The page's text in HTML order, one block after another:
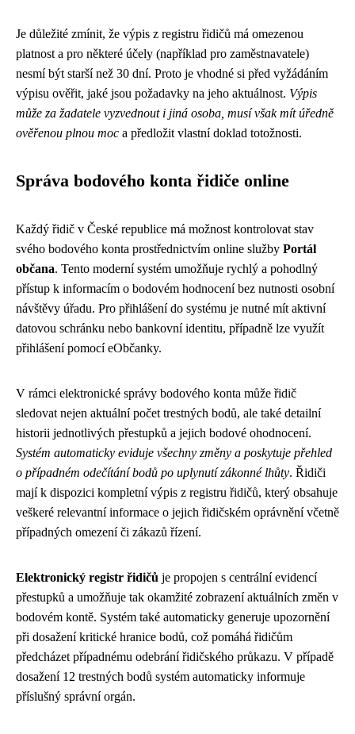
Je důležité zmínit, že výpis z registru řidičů má omezenou
platnost a pro některé účely (například pro zaměstnavatele)
nesmí být starší než 30 dní. Proto je vhodné si před vyžádáním
výpisu ověřit, jaké jsou požadavky na jeho aktuálnost. Výpis
může za žadatele vyzvednout i jiná osoba, musí však mít úředně
ověřenou plnou moc a předložit vlastní doklad totožnosti.
Správa bodového konta řidiče online
Každý řidič v České republice má možnost kontrolovat stav
svého bodového konta prostřednictvím online služby Portál
občana. Tento moderní systém umožňuje rychlý a pohodlný
přístup k informacím o bodovém hodnocení bez nutnosti osobní
návštěvy úřadu. Pro přihlášení do systému je nutné mít aktivní
datovou schránku nebo bankovní identitu, případně lze využít
přihlášení pomocí eObčanky.
V rámci elektronické správy bodového konta může řidič
sledovat nejen aktuální počet trestných bodů, ale také detailní
historii jednotlivých přestupků a jejich bodové ohodnocení.
Systém automaticky eviduje všechny změny a poskytuje přehled
o případném odečítání bodů po uplynutí zákonné lhůty. Řidiči
mají k dispozici kompletní výpis z registru řidičů, který obsahuje
veškeré relevantní informace o jejich řidičském oprávnění včetně
případných omezení či zákazů řízení.
Elektronický registr řidičů je propojen s centrální evidencí
přestupků a umožňuje tak okamžité zobrazení aktuálních změn v
bodovém kontě. Systém také automaticky generuje upozornění
při dosažení kritické hranice bodů, což pomáhá řidičům
předcházet případnému odebrání řidičského průkazu. V případě
dosažení 12 trestných bodů systém automaticky informuje
příslušný správní orgán.